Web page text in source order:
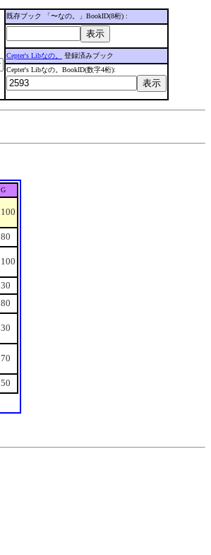
既存ブック 「〜なの。」BookID(8桁) :
Cepter's Libなの。
登録済みブック
Cepter's Libなの。BookID(数字4桁):
G
100
80
100
30
80
30
70
50